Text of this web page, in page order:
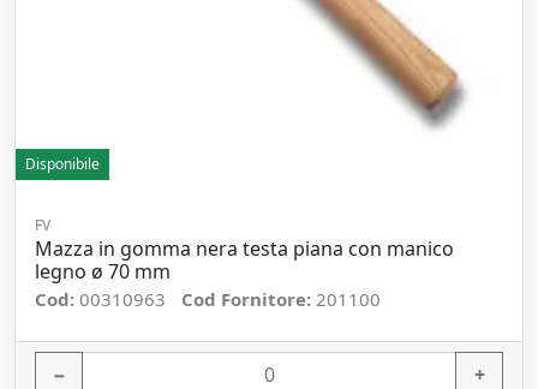
Disponibile
FV
Mazza in gomma nera testa piana con manico
legno ø 70 mm
Cod: 00310963 Cod Fornitore: 201100
− +